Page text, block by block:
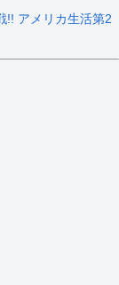
!! アメリカ生活第2